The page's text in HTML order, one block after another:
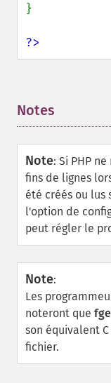
}
?>
Notes
Note: Si PHP
fins de lignes
été créés ou lus
l'option de
peut régler le
Note:
Les
noteront que
son équivalent
fichier.